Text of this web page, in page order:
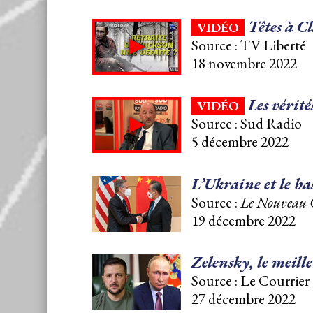
VIDÉO Têtes à
Source : TV Liberté
18 novembre 2022
VIDÉO Les
Source : Sud Radio
5 décembre 2022
L’Ukraine et le
Source :Le Nouveau
19 décembre 2022
Zelensky, le
Source : Le Courrier
27 décembre 2022